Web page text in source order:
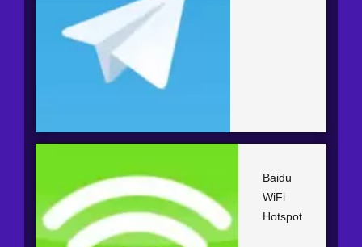
Baidu
WiFi
Hotspot